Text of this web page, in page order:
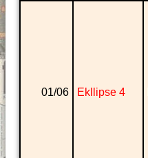
01/06 Ekllipse 4